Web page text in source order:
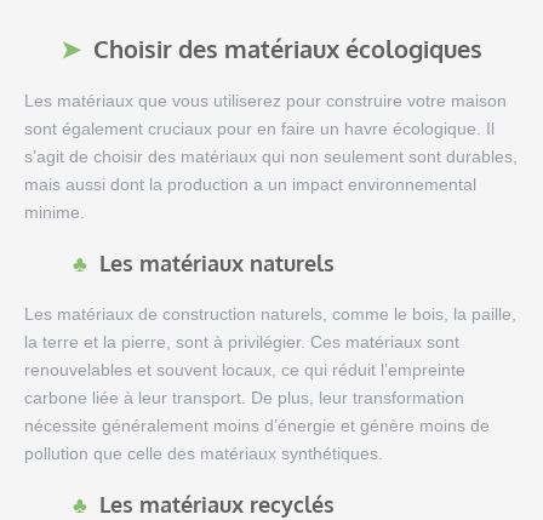
Choisir des matériaux écologiques
Les matériaux que vous utiliserez pour construire votre maison
sont également cruciaux pour en faire un havre écologique. Il
s’agit de choisir des matériaux qui non seulement sont durables,
mais aussi dont la production a un impact environnemental
minime.
Les matériaux naturels
Les matériaux de construction naturels, comme le bois, la paille,
la terre et la pierre, sont à privilégier. Ces matériaux sont
renouvelables et souvent locaux, ce qui réduit l’empreinte
carbone liée à leur transport. De plus, leur transformation
nécessite généralement moins d’énergie et génère moins de
pollution que celle des matériaux synthétiques.
Les matériaux recyclés